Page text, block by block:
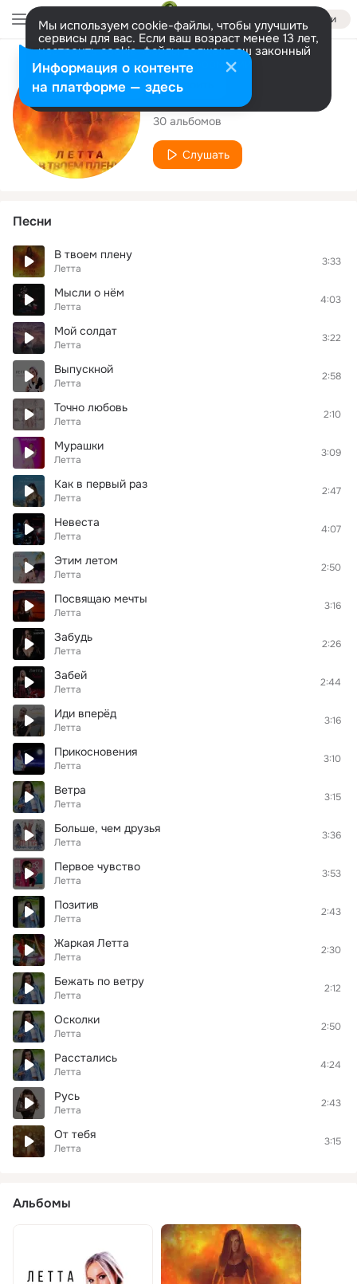
Войти
Мы используем cookie-файлы, чтобы улучшить
сервисы для вас. Если ваш возраст менее 13 лет,
настроить cookie-файлы должен ваш законный
представитель. Больше информации
Разрешить все Настроить
Исполнитель
Летта
30 альбомов
Слушать
Песни
В твоем плену
Летта
3:33
Мысли о нём
Летта
4:03
Мой солдат
Летта
3:22
Выпускной
Летта
2:58
Точно любовь
Летта
2:10
Мурашки
Летта
3:09
Как в первый раз
Летта
2:47
Невеста
Летта
4:07
Этим летом
Летта
2:50
Посвящаю мечты
Летта
3:16
Забудь
Летта
2:26
Забей
Летта
2:44
Иди вперёд
Летта
3:16
Прикосновения
Летта
3:10
Ветра
Летта
3:15
Больше, чем друзья
Летта
3:36
Первое чувство
Летта
3:53
Позитив
Летта
2:43
Жаркая Летта
Летта
2:30
Бежать по ветру
Летта
2:12
Осколки
Летта
2:50
Расстались
Летта
4:24
Русь
Летта
2:43
От тебя
Летта
3:15
Альбомы
Информация о контенте
на платформе — здесь